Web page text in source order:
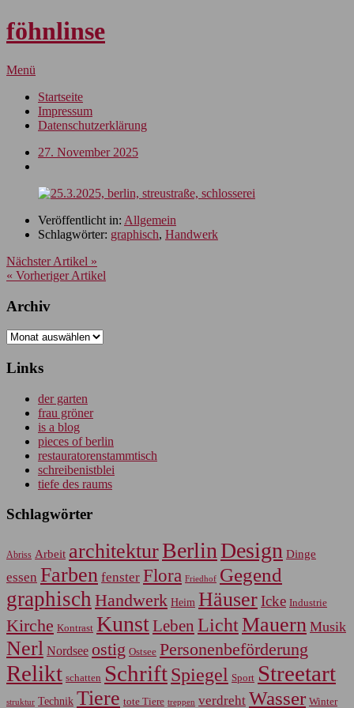
föhnlinse
Menü
Startseite
Impressum
Datenschutzerklärung
27. November 2025
Veröffentlicht in: Allgemein
Schlagwörter: graphisch, Handwerk
Nächster Artikel »
« Vorheriger Artikel
Archiv
Archiv
Links
der garten
frau gröner
is a blog
pieces of berlin
restauratorenstammtisch
schreibenistblei
tiefe des raums
Schlagwörter
Abriss Arbeit architekturBerlin Design Dinge
essen Farben fenster Flora Friedhof Gegend
graphisch Handwerk Heim HäuserIcke Industrie
Kirche Kontrast KunstLeben LichtMauern Musik
Nerl Nordsee ostig Ostsee Personenbeförderung
Relikt schatten SchriftSpiegel Sport Streetart
struktur Technik Tiere tote Tiere treppen verdreht Wasser Winter